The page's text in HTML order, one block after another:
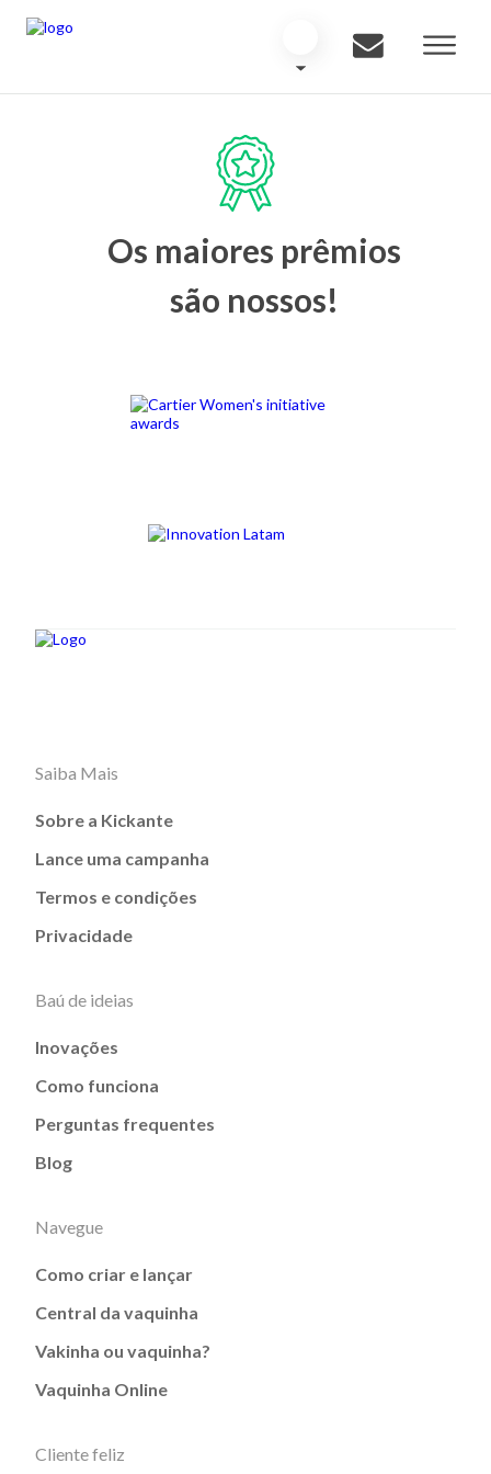
Os maiores prêmios
são nossos!
Saiba Mais
Sobre a Kickante
Lance uma campanha
Termos e condições
Privacidade
Baú de ideias
Inovações
Como funciona
Perguntas frequentes
Blog
Navegue
Como criar e lançar
Central da vaquinha
Vakinha ou vaquinha?
Vaquinha Online
Cliente feliz